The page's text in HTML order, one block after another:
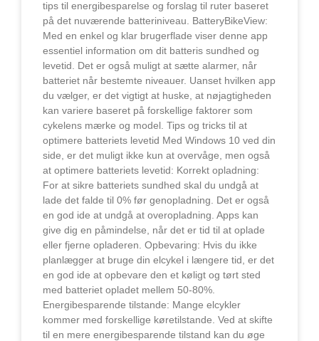
tips til energibesparelse og forslag til ruter baseret
på det nuværende batteriniveau. BatteryBikeView:
Med en enkel og klar brugerflade viser denne app
essentiel information om dit batteris sundhed og
levetid. Det er også muligt at sætte alarmer, når
batteriet når bestemte niveauer. Uanset hvilken app
du vælger, er det vigtigt at huske, at nøjagtigheden
kan variere baseret på forskellige faktorer som
cykelens mærke og model. Tips og tricks til at
optimere batteriets levetid Med Windows 10 ved din
side, er det muligt ikke kun at overvåge, men også
at optimere batteriets levetid: Korrekt opladning:
For at sikre batteriets sundhed skal du undgå at
lade det falde til 0% før genopladning. Det er også
en god ide at undgå at overopladning. Apps kan
give dig en påmindelse, når det er tid til at oplade
eller fjerne opladeren. Opbevaring: Hvis du ikke
planlægger at bruge din elcykel i længere tid, er det
en god ide at opbevare den et køligt og tørt sted
med batteriet opladet mellem 50-80%.
Energibesparende tilstande: Mange elcykler
kommer med forskellige køretilstande. Ved at skifte
til en mere energibesparende tilstand kan du øge